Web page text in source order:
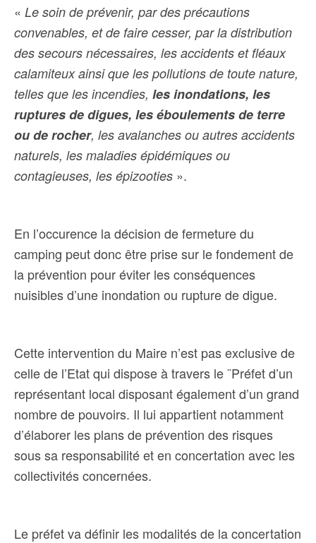
« Le soin de prévenir, par des précautions
convenables, et de faire cesser, par la distribution
des secours nécessaires, les accidents et fléaux
calamiteux ainsi que les pollutions de toute nature,
telles que les incendies, les inondations, les
ruptures de digues, les éboulements de terre
ou de rocher, les avalanches ou autres accidents
naturels, les maladies épidémiques ou
contagieuses, les épizooties ».
En l’occurence la décision de fermeture du
camping peut donc être prise sur le fondement de
la prévention pour éviter les conséquences
nuisibles d’une inondation ou rupture de digue.
Cette intervention du Maire n’est pas exclusive de
celle de l’Etat qui dispose à travers le ¨Préfet d’un
représentant local disposant également d’un grand
nombre de pouvoirs. Il lui appartient notamment
d’élaborer les plans de prévention des risques
sous sa responsabilité et en concertation avec les
collectivités concernées.
Le préfet va définir les modalités de la concertation